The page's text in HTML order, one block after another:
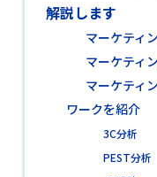
解説します
マーケティ
マーケティ
マーケティ
ワークを紹介
3C分析
PEST分析